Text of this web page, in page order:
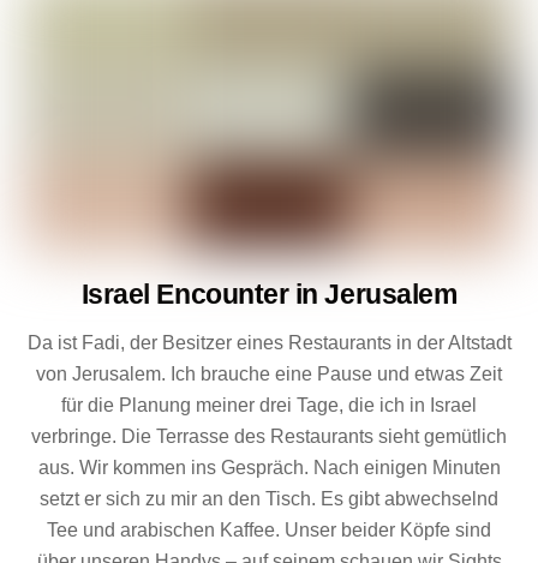
Israel Encounter in Jerusalem
Da ist Fadi, der Besitzer eines Restaurants in der Altstadt
von Jerusalem. Ich brauche eine Pause und etwas Zeit
für die Planung meiner drei Tage, die ich in Israel
verbringe. Die Terrasse des Restaurants sieht gemütlich
aus. Wir kommen ins Gespräch. Nach einigen Minuten
setzt er sich zu mir an den Tisch. Es gibt abwechselnd
Tee und arabischen Kaffee. Unser beider Köpfe sind